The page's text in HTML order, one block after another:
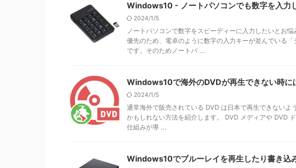
Windows10 - ノートパソコンでも数字を入力
2024/1/5
ノートパソコンで数字をスピーディーに入力したいとお
優先のため、電卓のように数字の入力キーが並んでいる
です。そのためノートパ ...
Windows10で海外のDVDが再生できない時に
2024/1/5
通常海外で販売されている DVD は日本で再生できないよ
かもしれない方法を紹介します。 DVD メディアや DVD
仕組みが導 ...
Windows10でブルーレイを再生したり書き込